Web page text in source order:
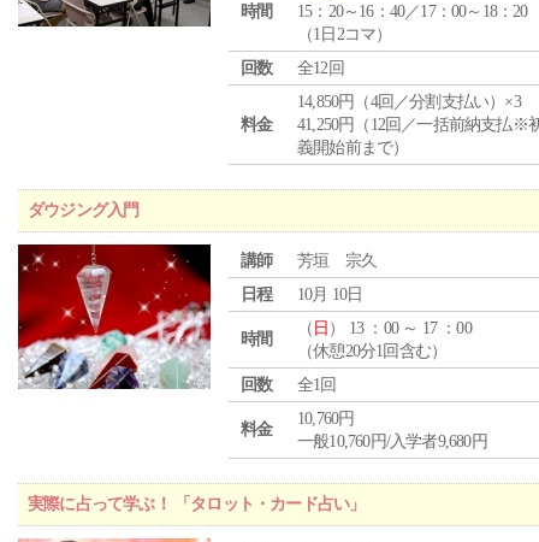
時間
15：20～16：40／17：00～18：20
（1日2コマ）
回数
全12回
料金
14,850円（4回／分割支払い）×3
41,250円（12回／一括前納支払※
義開始前まで）
ダウジング入門
講師
芳垣 宗久
日程
10月 10日
時間
（ 日 ） 13 ：00 ～ 17 ：00
（休憩20分1回含む）
回数
全1回
料金
10,760円
一般10,760円/入学者9,680円
実際に占って学ぶ！ 「タロット・カード占い」